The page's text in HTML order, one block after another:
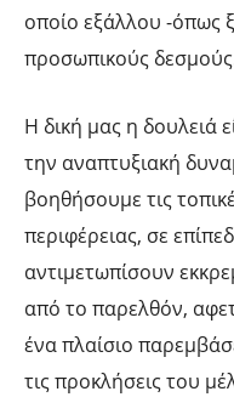
οποίο εξάλλου -όπως
προσωπικούς
Η δική μας η δουλειά
την αναπτυξιακή
βοηθήσουμε τις
περιφέρειας, σε
αντιμετωπίσουν
από το παρελθόν,
ένα πλαίσιο
τις προκλήσεις του